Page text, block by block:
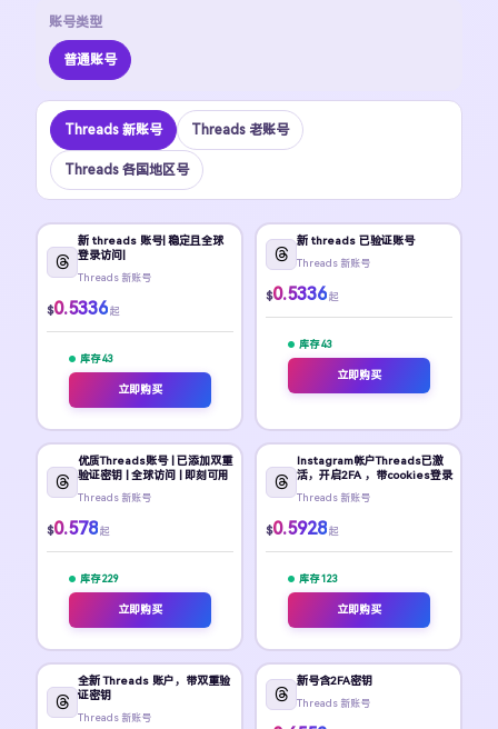
账号类型
普通账号
Threads 新账号 Threads 老账号
Threads 各国地区号
新 threads 账号| 稳定且全球
登录访问|
Threads 新账号
$0.5336 起
库存 43
立即购买
新 threads 已验证账号
Threads 新账号
$0.5336 起
库存 43
立即购买
优质Threads账号 | 已添加双重
验证密钥 | 全球访问 | 即刻可用
Threads 新账号
$0.578 起
库存 229
立即购买
Instagram帐户Threads已激
活，开启2FA ，带cookies登录
Threads 新账号
$0.5928 起
库存 123
立即购买
全新 Threads 账户，带双重验
证密钥
Threads 新账号
新号含2FA密钥
Threads 新账号